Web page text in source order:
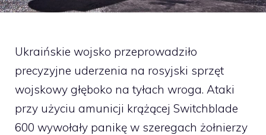
Ukraińskie wojsko przeprowadziło
precyzyjne uderzenia na rosyjski sprzęt
wojskowy głęboko na tyłach wroga. Ataki
przy użyciu amunicji krążącej Switchblade
600 wywołały panikę w szeregach żołnierzy